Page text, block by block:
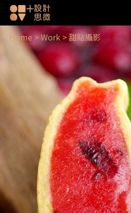
Home>Work >甜點攝影